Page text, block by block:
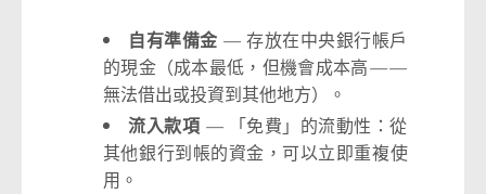
自有準備金 — 存放在中央銀行帳戶
的現金（成本最低，但機會成本高——
無法借出或投資到其他地方）。
流入款項— 「免費」的流動性：從
其他銀行到帳的資金，可以立即重複使
用。